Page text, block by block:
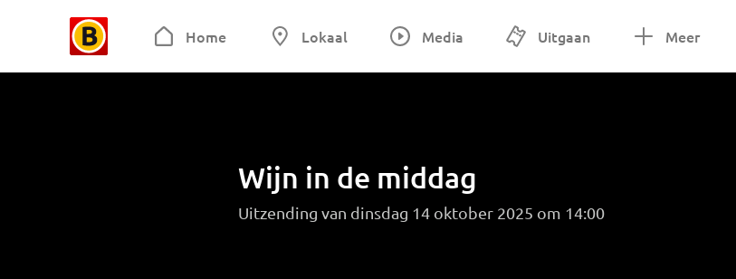
Home Lokaal Media Uitgaan Meer
Wijn in de middag
Uitzending van dinsdag 14 oktober 2025 om 14:00